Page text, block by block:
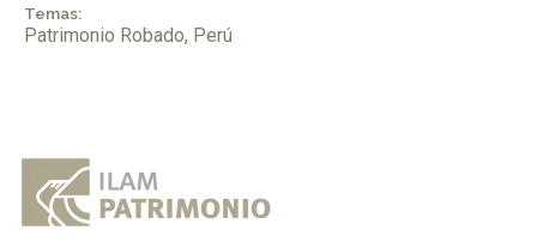
Temas:
Patrimonio Robado, Perú